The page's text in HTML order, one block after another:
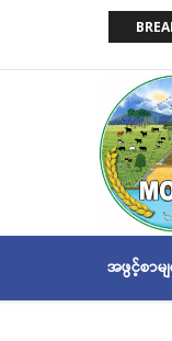
အလိုက် လိုင်စင်ခနှုန်းထားမျာ
MAIN
အဖွင့်စာမ